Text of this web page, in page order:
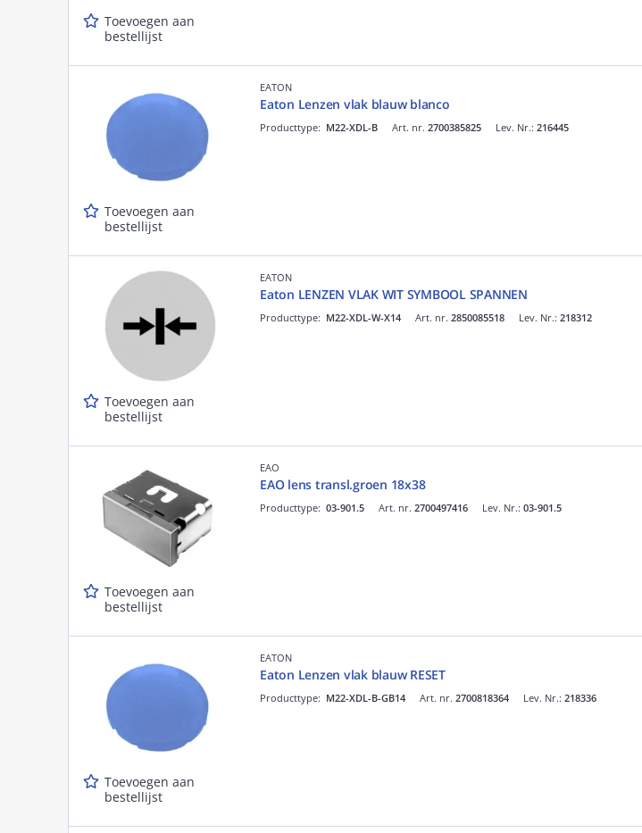
Toevoegen aan
bestellijst
Toevoegen aan
bestellijst
EATON
Eaton Lenzen vlak blauw blanco
Art. nr. 2700385825
Producttype: M22-XDL-B Lev. Nr.: 216445
Toevoegen aan
bestellijst
EATON
Eaton LENZEN VLAK WIT SYMBOOL SPANNEN
Art. nr. 2850085518
Producttype: M22-XDL-W-X14 Lev. Nr.: 218312
Toevoegen aan
bestellijst
EAO
EAO lens transl.groen 18x38
Art. nr. 2700497416
Producttype: 03-901.5 Lev. Nr.: 03-901.5
Toevoegen aan
bestellijst
EATON
Eaton Lenzen vlak blauw RESET
Art. nr. 2700818364
Producttype: M22-XDL-B-GB14 Lev. Nr.: 218336